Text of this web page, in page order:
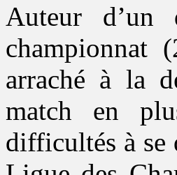
Auteur d’un
championnat
arraché à la
match en
difficultés à se